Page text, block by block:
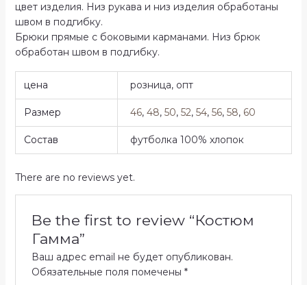
цвет изделия. Низ рукава и низ изделия обработаны
швом в подгибку.
Брюки прямые с боковыми карманами. Низ брюк
обработан швом в подгибку.
цена розница, опт
Размер 46,48,50,52,54,56,58, 60
Состав футболка 100% хлопок
There are no reviews yet.
Be the first to review “Костюм
Гамма”
Ваш адрес email не будет опубликован.
Обязательные поля помечены *